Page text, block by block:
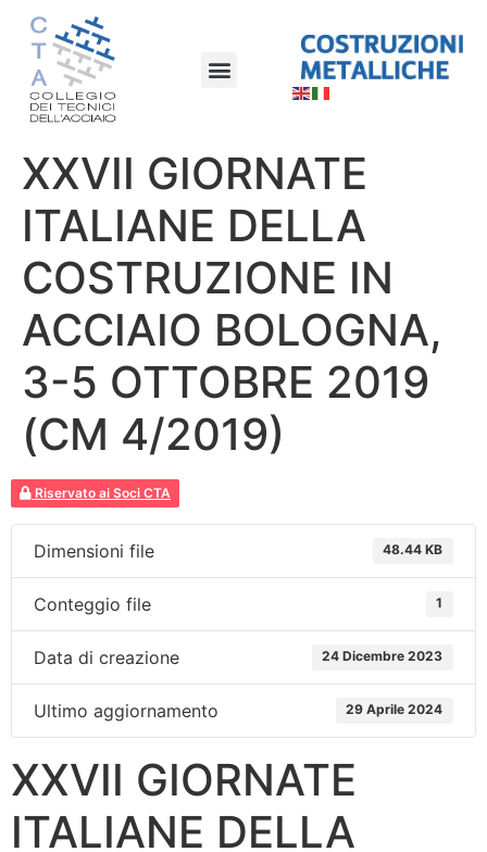
XXVII GIORNATE
ITALIANE DELLA
COSTRUZIONE IN
ACCIAIO BOLOGNA,
3-5 OTTOBRE 2019
(CM 4/2019)
Riservato ai Soci CTA
Dimensioni file 48.44 KB
Conteggio file 1
Data di creazione 24 Dicembre 2023
Ultimo aggiornamento 29 Aprile 2024
XXVII GIORNATE
ITALIANE DELLA